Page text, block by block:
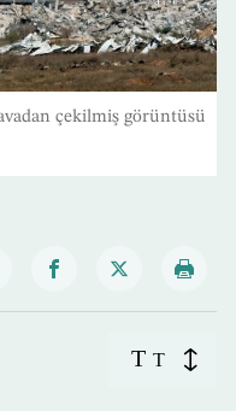
çekilmiş görüntüsü
T T